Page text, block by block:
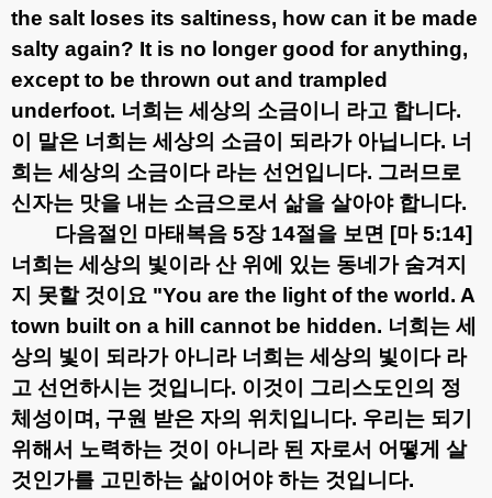
the salt loses its saltiness, how can it be made
salty again? It is no longer good for anything,
except to be thrown out and trampled
underfoot. 너희는 세상의 소금이니 라고 합니다.
이 말은 너희는 세상의 소금이 되라가 아닙니다. 너
희는 세상의 소금이다 라는 선언입니다. 그러므로
신자는 맛을 내는 소금으로서 삶을 살아야 합니다.
다음절인 마태복음 5장 14절을 보면 [마5:14]
너희는 세상의 빛이라 산 위에 있는 동네가 숨겨지
지 못할 것이요 "You are the light of the world. A
town built on a hill cannot be hidden. 너희는 세
상의 빛이 되라가 아니라 너희는 세상의 빛이다 라
고 선언하시는 것입니다. 이것이 그리스도인의 정
체성이며 , 구원 받은 자의 위치입니다. 우리는 되기
위해서 노력하는 것이 아니라 된 자로서 어떻게 살
것인가를 고민하는 삶이어야 하는 것입니다.